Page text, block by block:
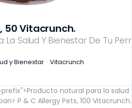
Salud Y Bienestar De Tu
50 Vitacrunch.
y Bienestar Vitacrunch